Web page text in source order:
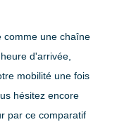
comme une chaîne
d'arrivée,
mobilité une fois
hésitez encore
par ce comparatif